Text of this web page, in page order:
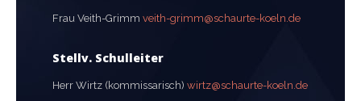
Frau Veith-Grimm veith-grimm@schaurte-koeln.de
Stellv. Schulleiter
Herr Wirtz (kommissarisch) wirtz@schaurte-koeln.de